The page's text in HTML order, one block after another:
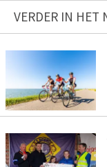
VERDER IN HET